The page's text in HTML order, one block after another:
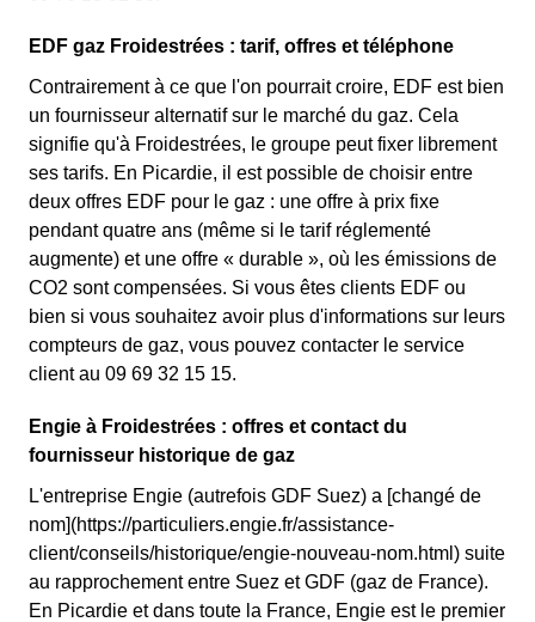
EDF gaz Froidestrées : tarif, offres et téléphone
Contrairement à ce que l'on pourrait croire, EDF est bien
un fournisseur alternatif sur le marché du gaz. Cela
signifie qu'à Froidestrées, le groupe peut fixer librement
ses tarifs. En Picardie, il est possible de choisir entre
deux offres EDF pour le gaz : une offre à prix fixe
pendant quatre ans (même si le tarif réglementé
augmente) et une offre « durable », où les émissions de
CO2 sont compensées. Si vous êtes clients EDF ou
bien si vous souhaitez avoir plus d'informations sur leurs
compteurs de gaz, vous pouvez contacter le service
client au 09 69 32 15 15.
Engie à Froidestrées : offres et contact du
fournisseur historique de gaz
L'entreprise Engie (autrefois GDF Suez) a [changé de
nom](https://particuliers.engie.fr/assistance-
client/conseils/historique/engie-nouveau-nom.html) suite
au rapprochement entre Suez et GDF (gaz de France).
En Picardie et dans toute la France, Engie est le premier